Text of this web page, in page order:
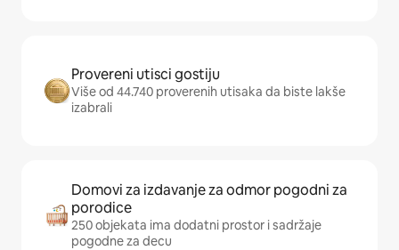
Provereni utisci gostiju
Više od 44.740 proverenih utisaka da biste lakše
izabrali
Domovi za izdavanje za odmor pogodni za
porodice
250 objekata ima dodatni prostor i sadržaje
pogodne za decu